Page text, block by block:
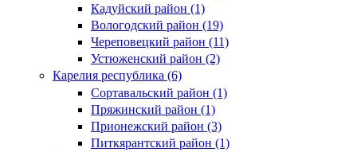
Кадуйский район (1)
Вологодский район (19)
Череповецкий район (11)
Устюженский район (2)
Карелия республика (6)
Сортавальский район (1)
Пряжинский район (1)
Прионежский район (3)
Питкярантский район (1)